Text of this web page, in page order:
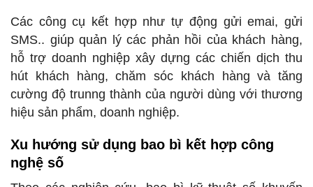
Các công cụ kết hợp như tự động gửi emai, gửi
SMS.. giúp quản lý các phản hồi của khách hàng,
hỗ trợ doanh nghiệp xây dựng các chiến dịch thu
hút khách hàng, chăm sóc khách hàng và tăng
cường độ trunng thành của người dùng với thương
hiệu sản phẩm, doanh nghiệp.
Xu hướng sử dụng bao bì kết hợp công
nghệ số